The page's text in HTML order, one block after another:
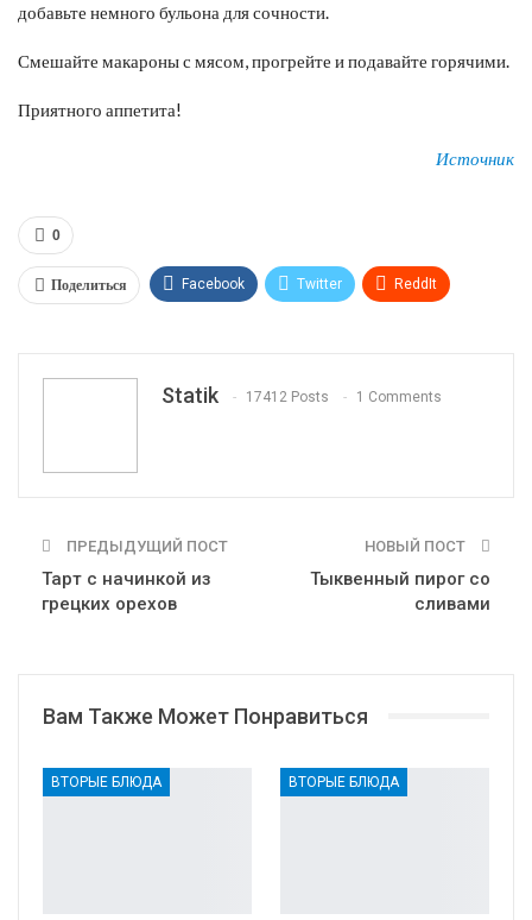
добавьте немного бульона для сочности.
Смешайте макароны с мясом, прогрейте и подавайте горячими.
Приятного аппетита!
Источник
0
Поделиться Facebook Twitter ReddIt
Statik 17412 Posts 1 Comments
ПРЕДЫДУЩИЙ ПОСТ
Тарт с начинкой из
грецких орехов
НОВЫЙ ПОСТ
Тыквенный пирог со
сливами
Вам Также Может Понравиться
ВТОРЫЕ БЛЮДА ВТОРЫЕ БЛЮДА